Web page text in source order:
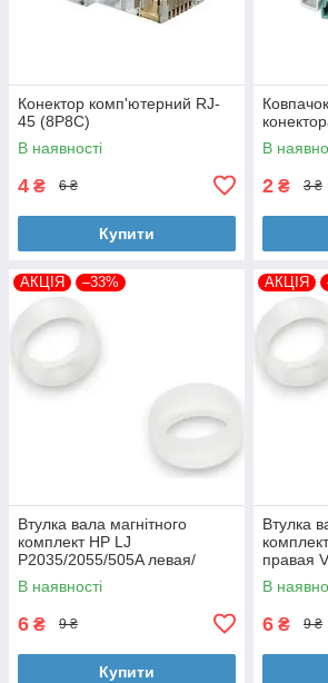
Конектор комп'ютерний RJ-
45 (8P8C)
В наявності
4 ₴ 6 ₴
Купити
В
2 ₴ 3 ₴
АКЦІЯ –33%
Втулка вала магнітного
комплект HP LJ
P2035/2055/505A левая/
правая Veaye (BSHMR-505A-
VE)
В наявності
6 ₴ 9 ₴
Купити
АКЦІЯ
Втулка
правая
VE)
В
6 ₴ 9 ₴